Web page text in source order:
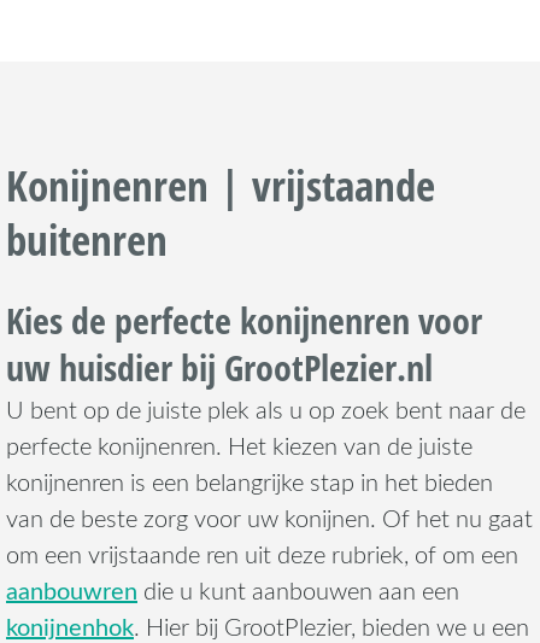
Konijnenren | vrijstaande
buitenren
Kies de perfecte konijnenren voor
uw huisdier bij GrootPlezier.nl
U bent op de juiste plek als u op zoek bent naar de
perfecte konijnenren. Het kiezen van de juiste
konijnenren is een belangrijke stap in het bieden
van de beste zorg voor uw konijnen. Of het nu gaat
om een vrijstaande ren uit deze rubriek, of om een
aanbouwren die u kunt aanbouwen aan een
konijnenhok. Hier bij GrootPlezier, bieden we u een